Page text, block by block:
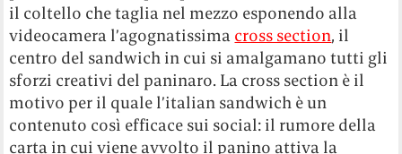
il coltello che taglia nel mezzo esponendo alla
videocamera l’agognatissima cross section, il
centro del sandwich in cui si amalgamano tutti gli
sforzi creativi del paninaro. La cross section è il
motivo per il quale l’italian sandwich è un
contenuto così efficace sui social: il rumore della
carta in cui viene avvolto il panino attiva la